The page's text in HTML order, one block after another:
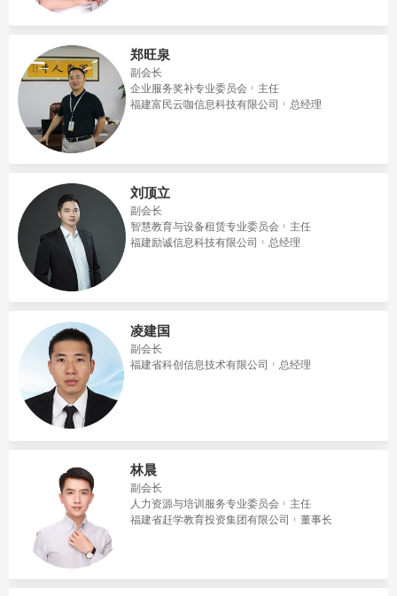
郑旺泉
副会长
企业服务奖补专业委员会
主任
福建富民云咖信息科技有限公司
总经理
刘顶立
副会长
智慧教育与设备租赁专业委员会
主任
福建励诚信息科技有限公司
总经理
凌建国
副会长
福建省科创信息技术有限公司
总经理
林晨
副会长
人力资源与培训服务专业委员会
主任
福建省赶学教育投资集团有限公司
董事长